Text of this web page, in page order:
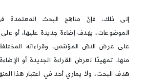
إلى ذلك، فإنّ مناهج البحث
الموضوعات، بهدف إضاءة جديدة عليها، أو
على عرض النصّ المؤسّس، وقراءاته
منها، تمهيدًا لعرض القراءة الجديدة أو
هدف البحث، ولا يماري أحد في اعتبار هذا